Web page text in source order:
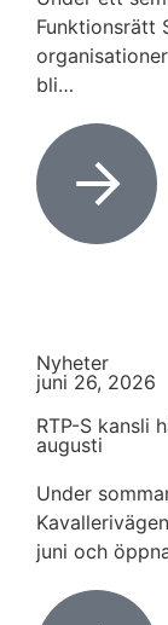
Funktionsrätt
bli…
Nyheter
juni 26, 2026
RTP-S kansli
augusti
Under
juni och